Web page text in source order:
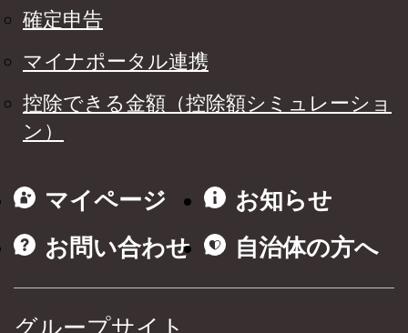
確定申告
マイナポータル連携
控除できる金額（控除額シミュレーショ
ン）
マイページ
お知らせ
お問い合わせ
自治体の方へ